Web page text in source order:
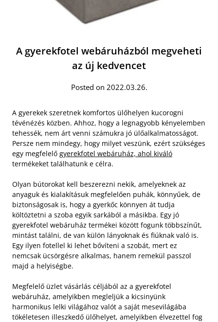
A gyerekfotel webáruházból megveheti
az új kedvencet
Posted on 2022.03.26.
A gyerekek szeretnek komfortos ülőhelyen kucorogni
tévénézés közben. Ahhoz, hogy a legnagyobb kényelemben
tehessék, nem árt venni számukra jó ülőalkalmatosságot.
Persze nem mindegy, hogy milyet veszünk, ezért szükséges
egy megfelelő gyerekfotel webáruház, ahol kiváló
termékeket találhatunk e célra.
Olyan bútorokat kell beszerezni nekik, amelyeknek az
anyaguk és kialakításuk megfelelően puhák, könnyűek, de
biztonságosak is, hogy a gyerkőc könnyen át tudja
költöztetni a szoba egyik sarkából a másikba. Egy jó
gyerekfotel webáruház termékei között fogunk többszínűt,
mintást találni, de van külön lányoknak és fiúknak való is.
Egy ilyen fotellel ki lehet bővíteni a szobát, mert ez
nemcsak ücsörgésre alkalmas, hanem remekül passzol
majd a helyiségbe.
Megfelelő üzlet vásárlás céljából az a gyerekfotel
webáruház, amelyikben megleljük a kicsinyünk
harmonikus lelki világához valót a saját mesevilágába
tökéletesen illeszkedő ülőhelyet, amelyikben élvezettel fog